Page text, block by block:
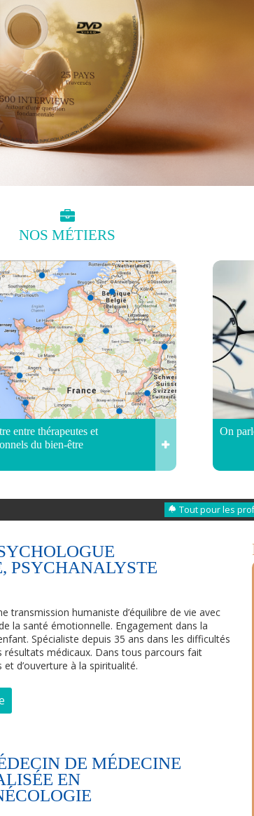
NOS MÉTIERS
entre thérapeutes et
du bien-être
On
Tout pour les
PSYCHANALYSTE
transmission humaniste d’équilibre de vie avec
la santé émotionnelle. Engagement dans la
Spécialiste depuis 35 ans dans les difficultés
médicaux. Dans tous parcours fait
d’ouverture à la spiritualité.
DE MÉDECINE
EN